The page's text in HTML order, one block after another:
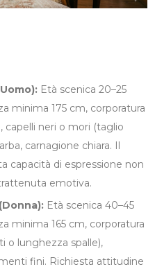
Età scenica 20–25
minima 175 cm, corporatura
capelli neri o mori (taglio
carnagione chiara. Il
capacità di espressione non
emotiva.
Età scenica 40–45
minima 165 cm, corporatura
o lunghezza spalle),
fini. Richiesta attitudine